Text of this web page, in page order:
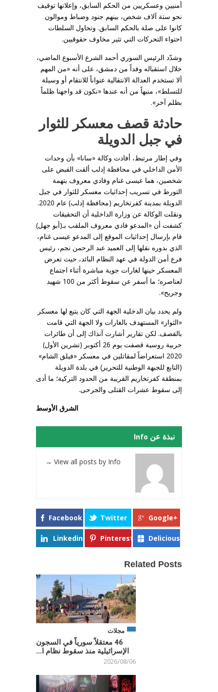
أمنيين وعسكريين من الحكم السابق، وإعلانها توقيف
نحو ستة آلاف شخص، بينهم جنود وضباط وموالون
كانوا على صلة بالحكم السابق. وتحاول السلطات
احتواء التحركات التي تثير مخاوف حقوقيين.
وشدّد الرئيس السوري أحمد الشرع الأسبوع الماضي،
خلال استقباله وفداً من دمشق، على أنه «من المهم
ألا تستخدم العدالة الانتقالية عنواناً للانتقام أو وسيلة
للتسلط»، منبهاً من أنه عندها «نكون قد واجهنا ظلماً
بظلم آخر».
حادثة قصف معسكر للثوار
في جبل الدويلة
وفي إطار مرتبط، أفادت وكالة «سانا» بأن وحدات
الأمن الداخلي في محافظة إدلب ألقت القبض على
شخصين، هما عيسى غنام وفادي ‏معروف بتهمة
التورط في تسريب إحداثيات معسكر للثوار في جبل
الدويلة بمدينة ‏كفرتخاريم (محافظة إدلب) عام 2020.‏
ونقلت الوكالة عن وزارة الداخلية أن التحقيقات
‏كشفت أن «المدعو فادي معروف الملقب بـ(أبو جهل)
قام بإرسال إحداثيات الموقع إلى ‏المدعو عيسى غنام،
الذي بدوره نقلها إلى العميد عبد الرحمن نجم، رئيس
فرع أمن الدولة ‏في عهد النظام البائد، حيث تعرض
المعسكر حينها لغارات جوية مباشرة أثناء اجتماع
‏لعناصره؛ ما أسفر عن سقوط أكثر من 100 شهيد
وجريح».
ولم يحدد بيان الدخلية الجهة التي كان يتبع لها معسكر
«الثوار» المستهدف بالغارات ولا الجهة التي قامت
بالقصف. لكن تقارير أشارت آنذاك إلى أن طائرات
حربية روسية قصفت يوم 26 أكتوبر (تشرين الأول)
2020 استعراضاً لمقاتلين في معسكر «فيلق الشام»
(التابع للجبهة الوطنية للتحرير) في بلدة الدويلة
بمنطقة كفرتخاريم القريبة من الحدود التركية؛ ما أدى
إلى سقوط عشرات القتلى والجرحى.
الشرق الأوسط
نبذة عن Info
View all posts by Info
→
Facebook Twitter Google+
Linkedin Pinterest Delicious
Related Posts
مجلات
46 معتقلاً سورياً في السجون
الإسرائيلية منذ سقوط نظام ا...
2026/08/06